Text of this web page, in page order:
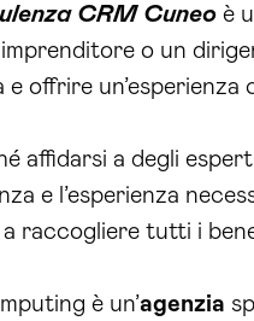
CRM Cuneo è
o un
e offrire un’esperienza
affidarsi a degli
e l’esperienza
a raccogliere tutti i
è un’agenzia